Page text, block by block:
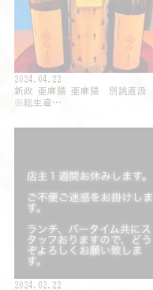
2024.04.22
新政 亜麻猫 亜麻猫 別誂直汲
※総生産…
2024.02.22